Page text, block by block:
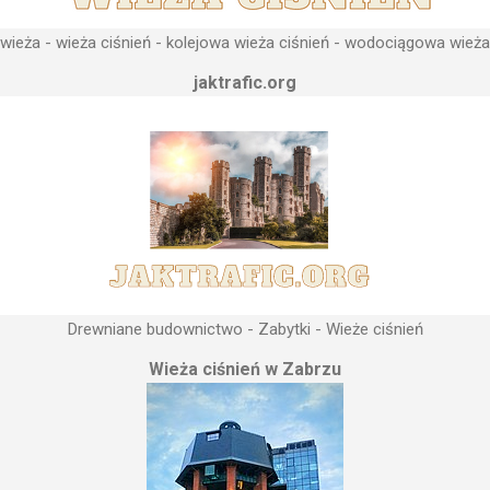
- wieża ciśnień - kolejowa wieża ciśnień - wodociągowa
jaktrafic.org
Drewniane budownictwo - Zabytki - Wieże ciśnień
Wieża ciśnień w Zabrzu